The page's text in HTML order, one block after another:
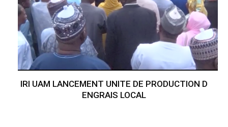
IRI UAM LANCEMENT UNITE DE PRODUCTION D
ENGRAIS LOCAL